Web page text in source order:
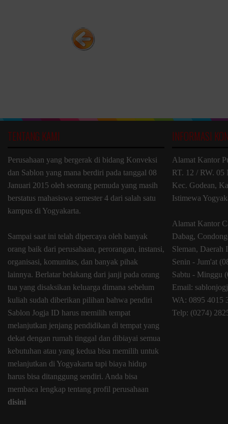
TENTANG KAMI
Perusahaan yang bergerak di bidang Konveksi
dan Sablon yang mana berdiri pada tanggal 08
Januari 2015 oleh seorang pemuda yang masih
berstatus mahasiswa semester 4 dari salah satu
kampus di Yogyakarta.
Sampai saat ini telah dipercaya oleh banyak
orang baik dari perusahaan, perorangan, instansi,
organisasi, komunitas, dan banyak pihak
lainnya. Berlatar belakang dari janji pada orang
tua yang disaksikan keluarga dimana sebelum
kuliah sudah diberikan pilihan bahwa pendiri
Sablon Jogja ID harus memilih tempat
melanjutkan jenjang pendidikan di tempat yang
dekat dengan rumah tinggal dan dibiayai semua
kebutuhan atau yang kedua bisa memilih untuk
melanjutkan di Yogyakarta tapi biaya hidup
harus bisa ditanggung sendiri. Anda bisa
membaca lengkap tentang profil perusahaan
disini
INFORMASI
Alamat Kantor
RT. 12 / RW. 05
Kec. Godean,
Istimewa
Alamat Kantor
Dabag,
Sleman, Daerah
Senin - Jum'at
Sabtu - Minggu
Email:
WA: 0895 4015
Telp: (0274)